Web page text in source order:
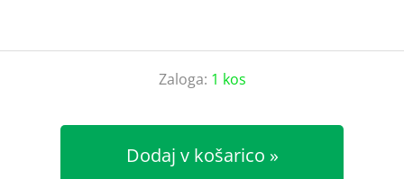
Zaloga: 1 kos
Dodaj v košarico